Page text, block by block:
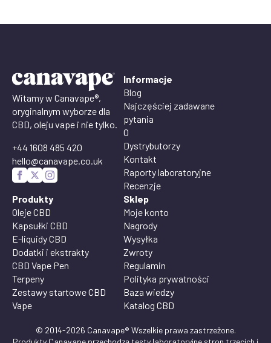
Witamy w Canavape®,
oryginalnym wyborze dla
CBD, oleju vape i nie tylko.
+44 1608 485 420
hello@canavape.co.uk
Informacje
Blog
Najczęściej zadawane
pytania
O
Dystrybutorzy
Kontakt
Raporty laboratoryjne
Recenzje
Produkty
Oleje CBD
Kapsułki CBD
E-liquidy CBD
Dodatki i ekstrakty
CBD Vape Pen
Terpeny
Zestawy startowe CBD
Vape
Sklep
Moje konto
Nagrody
Wysyłka
Zwroty
Regulamin
Polityka prywatności
Baza wiedzy
Katalog CBD
© 2014-2026 Canavape® Wszelkie prawa zastrzeżone.